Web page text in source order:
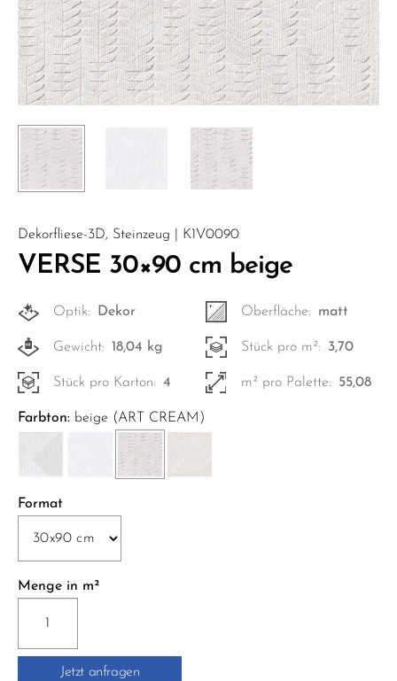
Dekorfliese-3D, Steinzeug | K1V0090
VERSE 30×90 cm beige
Optik: Dekor Oberfläche: matt
Gewicht: 18,04 kg Stück pro m²: 3,70
Stück pro Karton: 4 m² pro Palette: 55,08
Farbton: beige (ART CREAM)
Format
Menge in m²
30x90
cm
Jetzt anfragen